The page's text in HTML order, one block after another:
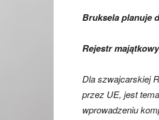
Bruksela planuje
Rejestr
Dla szwajcarskiej
przez UE, jest
wprowadzeniu